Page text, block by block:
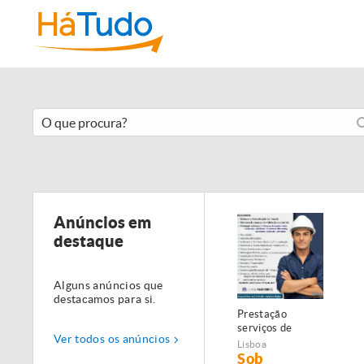
Anúncios em
destaque
Alguns anúncios que
destacamos para si.
Ver todos os anúncios
Prestação
serviços de
Manutenção,
Restauro e
Lisboa
Sob